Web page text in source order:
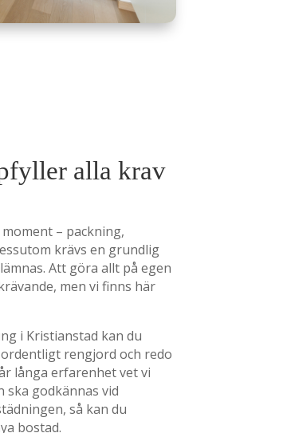
alla krav
– packning,
krävs en grundlig
Att göra allt på egen
men vi finns här
i Kristianstad kan du
rengjord och redo
långa erfarenhet vet vi
ska godkännas vid
så kan du
bostad.